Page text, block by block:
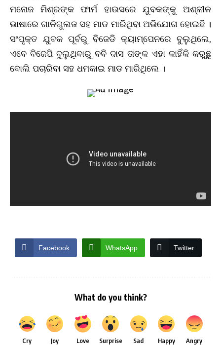
ମନୋଜ ମିଶ୍ରଙ୍କ ଫାର୍ମ ହାଉସରେ ଯୁବକଙ୍କୁ ଅଶ୍ଳୀଳ
ଭାଷାରେ ଗାଳିଗୁଲଜ ସହ ମାଡ ମାରିଥିବା ଅଭିଯୋଗ ହୋଇଛି ।
ସଂପୃକ୍ତ ଯୁବକ ପୂର୍ବରୁ ବିଜେଡି କ୍ୟାମ୍ପେନରେ ବୁଲୁଥିଲେ,
ଏବେ ବିଜେପି ବୁଲୁଥିବାରୁ ବବି ଦାସ ତାଙ୍କ ଏହା କାହିଁକି କରୁଛୁ
ବୋଲି ପଚାରିବା ସହ ଧମକାଇ ମାଡ ମାରିଥିଲେ ।
Facebook WhatsApp Twitter
What do you think?
Cry Joy Love Surprise Sad Happy Angry